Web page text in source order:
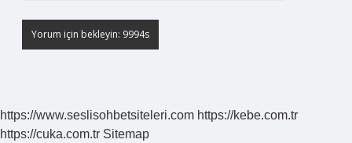
https://www.seslisohbetsiteleri.com https://kebe.com.tr
https://cuka.com.tr Sitemap